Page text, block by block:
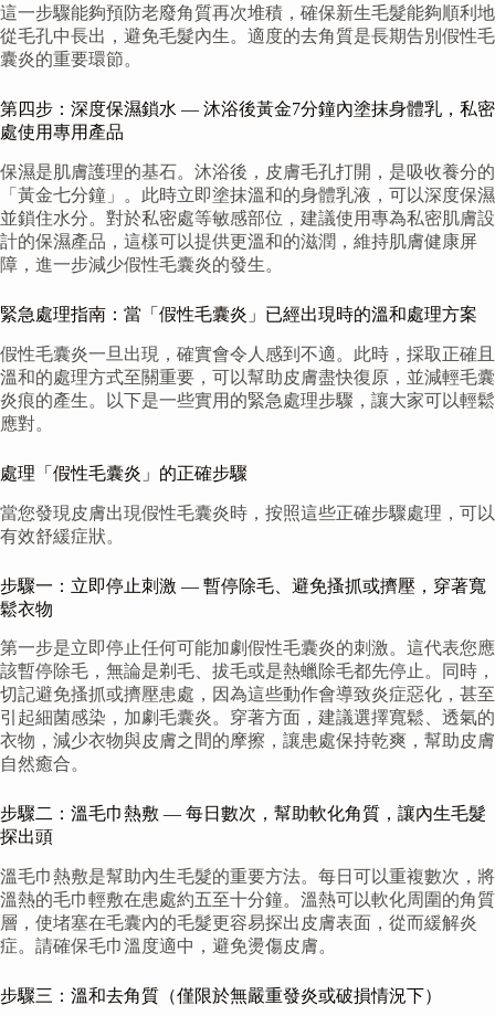
這一步驟能夠預防老廢角質再次堆積，確保新生毛髮能夠順利地
從毛孔中長出，避免毛髮內生。適度的去角質是長期告別假性毛
囊炎的重要環節。
第四步：深度保濕鎖水 — 沐浴後黃金7分鐘內塗抹身體乳，私密
處使用專用產品
保濕是肌膚護理的基石。沐浴後，皮膚毛孔打開，是吸收養分的
「黃金七分鐘」。此時立即塗抹溫和的身體乳液，可以深度保濕
並鎖住水分。對於私密處等敏感部位，建議使用專為私密肌膚設
計的保濕產品，這樣可以提供更溫和的滋潤，維持肌膚健康屏
障，進一步減少假性毛囊炎的發生。
緊急處理指南：當「假性毛囊炎」已經出現時的溫和處理方案
假性毛囊炎一旦出現，確實會令人感到不適。此時，採取正確且
溫和的處理方式至關重要，可以幫助皮膚盡快復原，並減輕毛囊
炎痕的產生。以下是一些實用的緊急處理步驟，讓大家可以輕鬆
應對。
處理「假性毛囊炎」的正確步驟
當您發現皮膚出現假性毛囊炎時，按照這些正確步驟處理，可以
有效舒緩症狀。
步驟一：立即停止刺激 — 暫停除毛、避免搔抓或擠壓，穿著寬
鬆衣物
第一步是立即停止任何可能加劇假性毛囊炎的刺激。這代表您應
該暫停除毛，無論是剃毛、拔毛或是熱蠟除毛都先停止。同時，
切記避免搔抓或擠壓患處，因為這些動作會導致炎症惡化，甚至
引起細菌感染，加劇毛囊炎。穿著方面，建議選擇寬鬆、透氣的
衣物，減少衣物與皮膚之間的摩擦，讓患處保持乾爽，幫助皮膚
自然癒合。
步驟二：溫毛巾熱敷 — 每日數次，幫助軟化角質，讓內生毛髮
探出頭
溫毛巾熱敷是幫助內生毛髮的重要方法。每日可以重複數次，將
溫熱的毛巾輕敷在患處約五至十分鐘。溫熱可以軟化周圍的角質
層，使堵塞在毛囊內的毛髮更容易探出皮膚表面，從而緩解炎
症。請確保毛巾溫度適中，避免燙傷皮膚。
步驟三：溫和去角質（僅限於無嚴重發炎或破損情況下）